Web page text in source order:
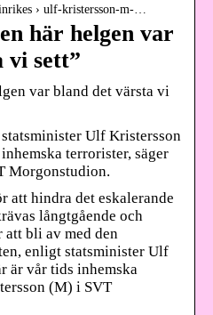
› ulf-kristersson-m-…
här helgen var
vi sett”
var bland det värsta vi
Ulf Kristersson
terrorister, säger
Morgonstudion.
att hindra det eskalerande
långtgående och
att bli av med den
enligt statsminister Ulf
är vår tids inhemska
(M) i SVT